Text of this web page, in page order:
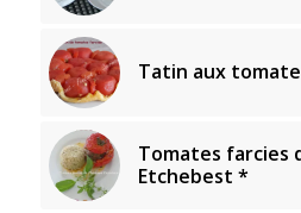
Tatin aux
Tomates farcies
Etchebest *